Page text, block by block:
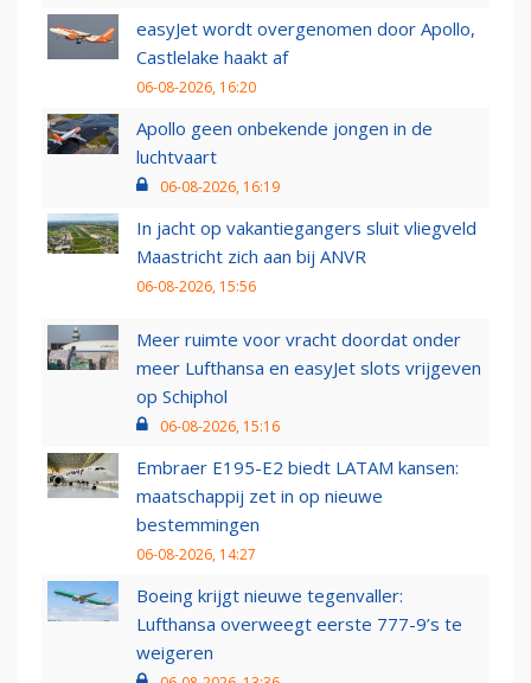
easyJet wordt overgenomen door Apollo,
Castlelake haakt af
06-08-2026, 16:20
Apollo geen onbekende jongen in de
luchtvaart
06-08-2026, 16:19
In jacht op vakantiegangers sluit vliegveld
Maastricht zich aan bij ANVR
06-08-2026, 15:56
Meer ruimte voor vracht doordat onder
meer Lufthansa en easyJet slots vrijgeven
op Schiphol
06-08-2026, 15:16
Embraer E195-E2 biedt LATAM kansen:
maatschappij zet in op nieuwe
bestemmingen
06-08-2026, 14:27
Boeing krijgt nieuwe tegenvaller:
Lufthansa overweegt eerste 777-9’s te
weigeren